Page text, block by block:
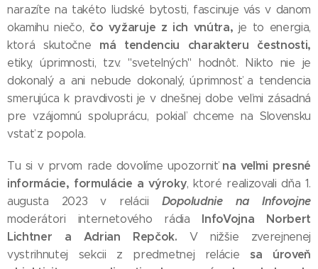
narazíte na takéto ľudské bytosti, fascinuje vás v danom
okamihu niečo, čo vyžaruje z ich vnútra, je to energia,
ktorá skutočne má tendenciu charakteru čestnosti,
etiky, úprimnosti, tzv. "svetelných" hodnôt. Nikto nie je
dokonalý a ani nebude dokonalý, úprimnosť a tendencia
smerujúca k pravdivosti je v dnešnej dobe veľmi zásadná
pre vzájomnú spoluprácu, pokiaľ chceme na Slovensku
vstať z popola.
Tu si v prvom rade dovolíme upozorniť na veľmi presné
informácie, formulácie a výroky, ktoré realizovali dňa 1.
augusta 2023 v relácii Dopoludnie na Infovojne
moderátori internetového rádia InfoVojna Norbert
Lichtner a Adrian Repčok. V nižšie zverejnenej
vystrihnutej sekcii z predmetnej reláciesa úroveň